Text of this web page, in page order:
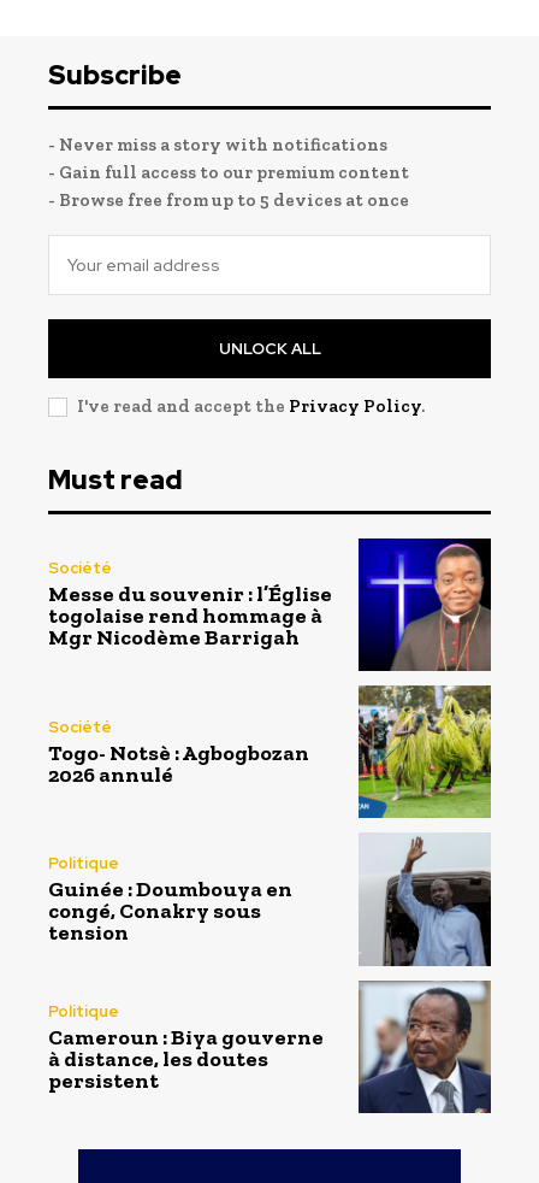
Subscribe
- Never miss a story with notifications
- Gain full access to our premium content
- Browse free from up to 5 devices at once
UNLOCK ALL
I've read and accept the Privacy Policy.
Must read
Société
Messe du souvenir : l’Église
togolaise rend hommage à
Mgr Nicodème Barrigah
Société
Togo- Notsè : Agbogbozan
2026 annulé
Politique
Guinée : Doumbouya en
congé, Conakry sous
tension
Politique
Cameroun : Biya gouverne
à distance, les doutes
persistent